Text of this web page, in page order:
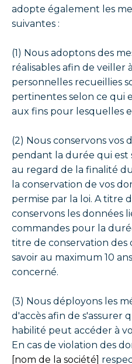
adopte également les
suivantes :
(1) Nous adoptons des
réalisables afin de veiller
personnelles recueillies
pertinentes selon ce qui
aux fins pour lesquelles
(2) Nous conservons vos
pendant la durée qui est
au regard de la finalité
la conservation de vos
permise par la loi. A titre
conservons les données
commandes pour la
titre de conservation des
savoir au maximum 10
concerné.
(3) Nous déployons les
d'accès afin de s'assurer
habilité peut accéder à
En cas de violation des
[nom de la société]